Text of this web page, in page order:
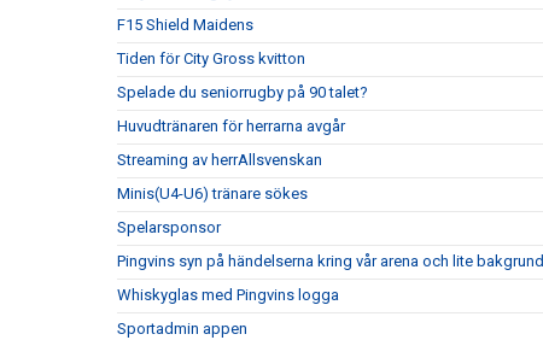
F15 Shield Maidens
Tiden för City Gross kvitton
Spelade du seniorrugby på 90 talet?
Huvudtränaren för herrarna avgår
Streaming av herrAllsvenskan
Minis(U4-U6) tränare sökes
Spelarsponsor
Pingvins syn på händelserna kring vår arena och lite bakgrund
Whiskyglas med Pingvins logga
Sportadmin appen